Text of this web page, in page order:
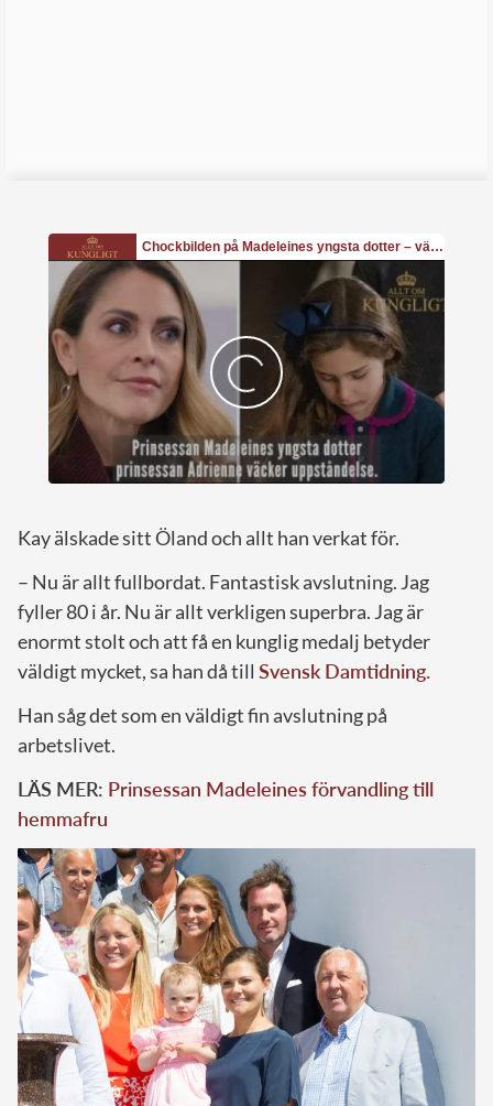
Kay älskade sitt Öland och allt han verkat för.
– Nu är allt fullbordat. Fantastisk avslutning. Jag
fyller 80 i år. Nu är allt verkligen superbra. Jag är
enormt stolt och att få en kunglig medalj betyder
väldigt mycket, sa han då till Svensk Damtidning.
Han såg det som en väldigt fin avslutning på
arbetslivet.
LÄS MER: Prinsessan Madeleines förvandling till
hemmafru